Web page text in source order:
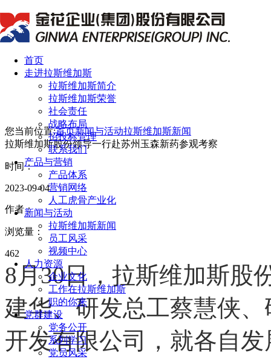
首页
走进拉斯维加斯
拉斯维加斯简介
拉斯维加斯荣誉
社会责任
战略布局
招投标管理
联系我们
产品与营销
产品体系
营销网络
人工虎骨产业化
新闻与活动
拉斯维加斯新闻
员工风采
视频中心
人力资源
企业文化
工作在拉斯维加斯
职的你来
党群建设
党务公开
系列学习
党员风采
您当前位置:首页新闻与活动拉斯维加斯新闻
拉斯维加斯股份领导一行赴苏州玉森新药参观考察
时间：
2023-09-04
作者：
浏览量：
462
8月30日，拉斯维加斯股
建华、研发总工蔡慧侠
开发有限公司，就各自